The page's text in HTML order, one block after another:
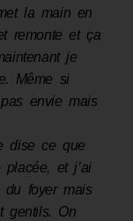
la main en
remonte et ça
je
Même si
envie mais
dise ce que
placée, et j’ai
foyer mais
gentils. On